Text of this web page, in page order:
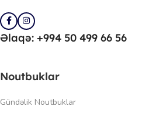
Əlaqə: +994 50 499 66 56
Noutbuklar
Gündəlik Noutbuklar